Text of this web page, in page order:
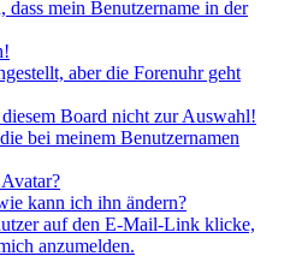
mein Benutzername in der
aber die Forenuhr geht
Board nicht zur Auswahl!
bei meinem Benutzernamen
kann ich ihn ändern?
auf den E-Mail-Link klicke,
anzumelden.